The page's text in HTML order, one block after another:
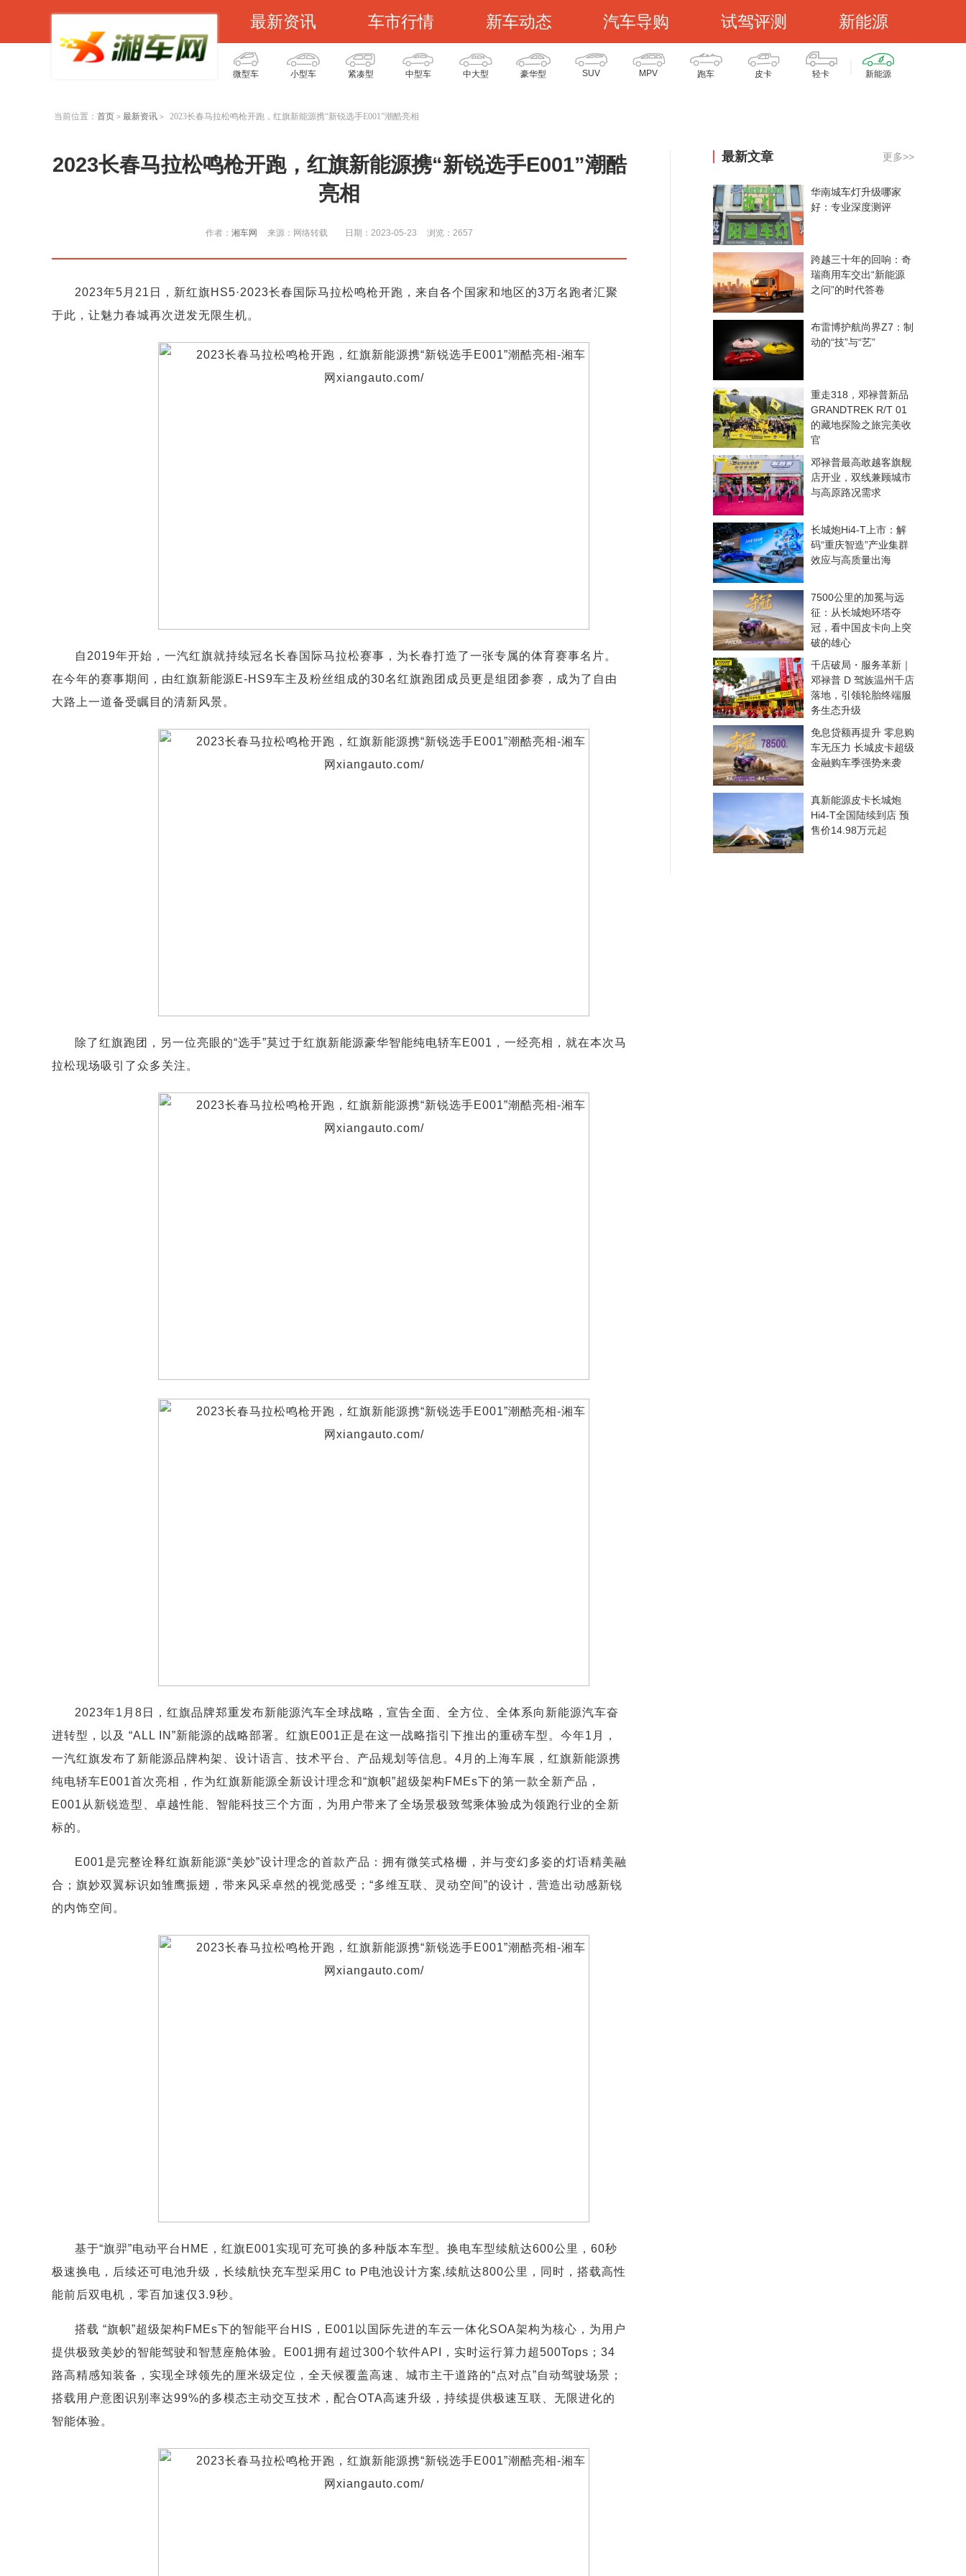
最新资讯 车市行情 新车动态 汽车导购 试驾评测 新能源
微型车 小型车 紧凑型 中型车 中大型 豪华型 SUV MPV 跑车 皮卡 轻卡 新能源
当前位置： 首页 > 最新资讯 > 2023长春马拉松鸣枪开跑，红旗新能源携“新锐选手E001”潮酷亮相
2023长春马拉松鸣枪开跑，红旗新能源携“新锐选手E001”潮酷
亮相
作者： 湘车网 来源：网络转载 日期：2023-05-23 浏览：2657
2023年5月21日，新红旗HS5·2023长春国际马拉松鸣枪开跑，来自各个国家和地区的3万名跑者汇聚
于此，让魅力春城再次迸发无限生机。
自2019年开始，一汽红旗就持续冠名长春国际马拉松赛事，为长春打造了一张专属的体育赛事名片。
在今年的赛事期间，由红旗新能源E-HS9车主及粉丝组成的30名红旗跑团成员更是组团参赛，成为了自由
大路上一道备受瞩目的清新风景。
除了红旗跑团，另一位亮眼的“选手”莫过于红旗新能源豪华智能纯电轿车E001，一经亮相，就在本次马
拉松现场吸引了众多关注。
2023年1月8日，红旗品牌郑重发布新能源汽车全球战略，宣告全面、全方位、全体系向新能源汽车奋
进转型，以及 “ALL IN”新能源的战略部署。红旗E001正是在这一战略指引下推出的重磅车型。今年1月，
一汽红旗发布了新能源品牌构架、设计语言、技术平台、产品规划等信息。4月的上海车展，红旗新能源携
纯电轿车E001首次亮相，作为红旗新能源全新设计理念和“旗帜”超级架构FMEs下的第一款全新产品，
E001从新锐造型、卓越性能、智能科技三个方面，为用户带来了全场景极致驾乘体验成为领跑行业的全新
标的。
E001是完整诠释红旗新能源“美妙”设计理念的首款产品：拥有微笑式格栅，并与变幻多姿的灯语精美融
合；旗妙双翼标识如雏鹰振翅，带来风采卓然的视觉感受；“多维互联、灵动空间”的设计，营造出动感新锐
的内饰空间。
基于“旗羿”电动平台HME，红旗E001实现可充可换的多种版本车型。换电车型续航达600公里，60秒
极速换电，后续还可电池升级，长续航快充车型采用C to P电池设计方案,续航达800公里，同时，搭载高性
能前后双电机，零百加速仅3.9秒。
搭载 “旗帜”超级架构FMEs下的智能平台HIS，E001以国际先进的车云一体化SOA架构为核心，为用户
提供极致美妙的智能驾驶和智慧座舱体验。E001拥有超过300个软件API，实时运行算力超500Tops；34
路高精感知装备，实现全球领先的厘米级定位，全天候覆盖高速、城市主干道路的“点对点”自动驾驶场景；
搭载用户意图识别率达99%的多模态主动交互技术，配合OTA高速升级，持续提供极速互联、无限进化的
智能体验。
最新文章 更多>>
华南城车灯升级哪家
好：专业深度测评
跨越三十年的回响：奇
瑞商用车交出“新能源
之问”的时代答卷
布雷博护航尚界Z7：制
动的“技”与“艺”
重走318，邓禄普新品
GRANDTREK R/T 01
的藏地探险之旅完美收
官
邓禄普最高敢越客旗舰
店开业，双线兼顾城市
与高原路况需求
长城炮Hi4-T上市：解
码“重庆智造”产业集群
效应与高质量出海
7500公里的加冕与远
征：从长城炮环塔夺
冠，看中国皮卡向上突
破的雄心
千店破局・服务革新｜
邓禄普 D 驾族温州千店
落地，引领轮胎终端服
务生态升级
免息贷额再提升 零息购
车无压力 长城皮卡超级
金融购车季强势来袭
真新能源皮卡长城炮
Hi4-T全国陆续到店 预
售价14.98万元起